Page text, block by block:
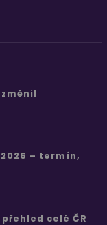
– termín,
celé ČR